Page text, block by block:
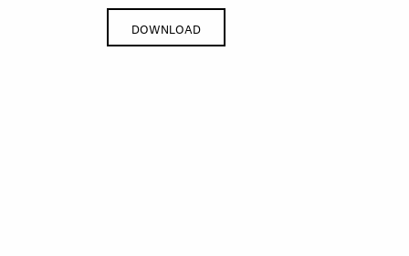
DOWNLOAD